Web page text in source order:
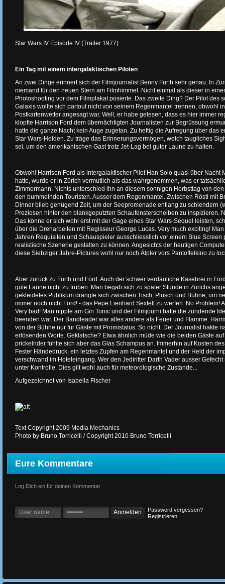
Star Wars IV Episode IV (Trailer 1977)
Ein Tag mit einem intergalaktischen Piloten
An zwei Dinge erinnert sich der Filmjournalist Benny Furth sehr genau: In
niemand für den neuen Stern am Filmhimmel. Nicht einmal als dieser in
Photoshooting vor dem Filmplakat posierte. Das zweite Ding? Der Pilot des
Galaxis wollte sich partout nicht von seinem Regenmantel trennen, obwohl
Postkartenwetter angesagt war. Well, er habe gelesen, dass es hier immer
klopfte Harrison Ford dem übernächtigten Journalisten zur Begrüssung
hatte die ganze Nacht kein Auge zugetan. Zu heftig die Aufregung über das
Star Wars-Helden. Zu träge das Erinnerungsvermögen, welch taugliches
sei, um den amerikanischen Gast trotz Jet-Lag bei guter Laune zu halten.
Obwohl Harrison Ford als intergalaktischer Pilot Han Solo quasi über Nacht
hatte, wurde er in Zürich vermutlich als das wahrgenommen, was er
Zimmermann. Nichts unterschied ihn an diesem sonnigen Herbsttag von
den bummelnden Touristen. Ausser dem Regenmantel. Zwischen Rösti mit
Dinner blieb genügend Zeit, um der Seepromenade entlang zu schlendern
Preziosen hinter den blankgeputzten Schaufensterscheiben zu inspizieren.
Das könne er sich wohl erst mit der Gage eines Star Wars-Sequel leisten,
über die Dreharbeiten mit Regisseur George Lucas. Very much exciting!
Jahren Requisiten und Schauspieler ausschliesslich vor einem Blue Screen
realistische Szenerie gestalten zu können. Angesichts der heutigen
diese Siebziger Jahre-Pictures wohl nur noch Älpler vors Pantoffelkino zu
Aber zurück zu Furth und Ford. Auch der schwer verdauliche Käsebrei in
gute Laune nicht zu trüben. Man begab sich zu später Stunde in Zürichs
gekleidetes Publikum drängte sich zwischen Tisch, Plüsch und Bühne, um
immer noch nicht Ford! - das Pepe Lienhard Sextett zu werfen. No Problem!
Very bad! Man nippte am Gin Tonic und der Filmjourni hatte die zündende
beenden war. Der Bandleader war alles andere als Feuer und Flamme.
von der Bühne nur für Gäste mit Promistatus. So nicht. Der Journalist hakte
erlösenden Worte. Geklatsche? Etwa ähnlich müde wie die beiden Gäste
prickelnder fühlte sich aber das Glas Schampus an. Immerhin auf Kosten
Fester Händedruck, ein letztes Zupfen am Regenmantel und der Held der
verschwand im Hoteleingang. Wer den Jediritter Darth Vader ausser
unter Kontrolle. Dies gilt wohl auch für meteorologische Zustände...
Aufgezeichnet von Isabella Fischer
Text Copyright 2009 Media Mechanics
Photo by Bruno Torricelli / Copyright 2010 Bruno Torricelli
Eure Kommentare
Log Dich ein für deinen Kommentar
Password vergessen?
Registrieren